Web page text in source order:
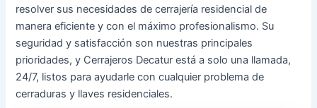
resolver sus necesidades de cerrajería residencial de
manera eficiente y con el máximo profesionalismo. Su
seguridad y satisfacción son nuestras principales
prioridades, y Cerrajeros Decatur está a solo una llamada,
24/7, listos para ayudarle con cualquier problema de
cerraduras y llaves residenciales.